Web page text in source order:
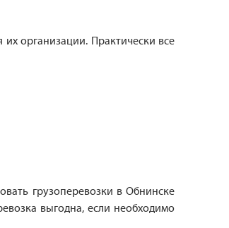
организации. Практически все
грузоперевозки в Обнинске
выгодна, если необходимо